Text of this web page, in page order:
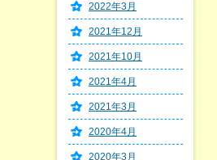
2022年3月
2021年12月
2021年10月
2021年4月
2021年3月
2020年4月
2020年3月